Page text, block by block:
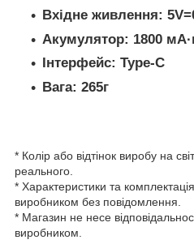
Вхідне живлення:
Акумулятор: 1800
Інтерфейс: Type-C
Вага: 265г
* Колір або відтінок виробу на
реального.
* Характеристики та
виробником без повідомлення.
* Магазин не несе
виробником.